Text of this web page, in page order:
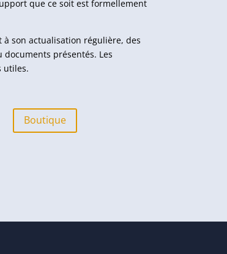
que ce soit est formellement
son actualisation régulière, des
présentés. Les
utiles.
Boutique